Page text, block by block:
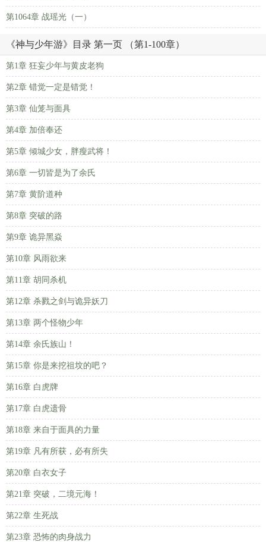
第1064章 战瑶光（一）
《神与少年游》目录 第一页 （第1-100章）
第1章 狂妄少年与黄皮老狗
第2章 错觉一定是错觉！
第3章 仙笼与面具
第4章 加倍奉还
第5章 倾城少女，胖瘦武将！
第6章 一切皆是为了余氏
第7章 黄阶道种
第8章 突破的路
第9章 诡异黑焱
第10章 风雨欲来
第11章 胡同杀机
第12章 杀戮之剑与诡异妖刀
第13章 两个怪物少年
第14章 余氏族山！
第15章 你是来挖祖坟的吧？
第16章 白虎牌
第17章 白虎遗骨
第18章 来自于面具的力量
第19章 凡有所获，必有所失
第20章 白衣女子
第21章 突破，二境元海！
第22章 生死战
第23章 恐怖的肉身战力